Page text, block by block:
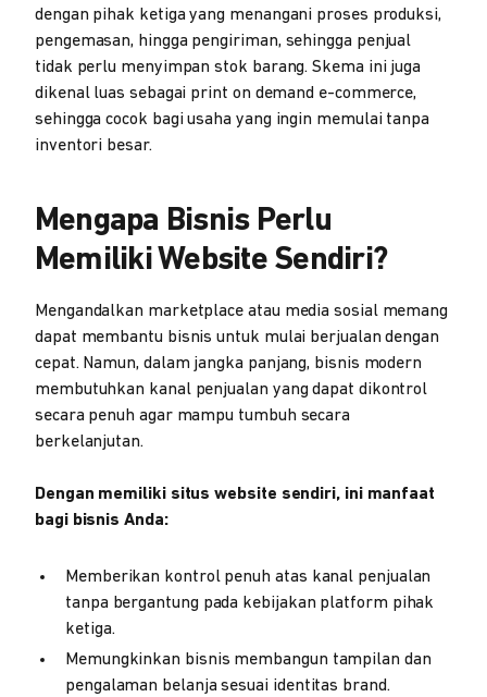
dengan pihak ketiga yang menangani proses produksi,
pengemasan, hingga pengiriman, sehingga penjual
tidak perlu menyimpan stok barang. Skema ini juga
dikenal luas sebagai print on demand e-commerce,
sehingga cocok bagi usaha yang ingin memulai tanpa
inventori besar.
Mengapa Bisnis Perlu
Memiliki Website Sendiri?
Mengandalkan marketplace atau media sosial memang
dapat membantu bisnis untuk mulai berjualan dengan
cepat. Namun, dalam jangka panjang, bisnis modern
membutuhkan kanal penjualan yang dapat dikontrol
secara penuh agar mampu tumbuh secara
berkelanjutan.
Dengan memiliki situs website sendiri, ini manfaat
bagi bisnis Anda:
Memberikan kontrol penuh atas kanal penjualan
tanpa bergantung pada kebijakan platform pihak
ketiga.
Memungkinkan bisnis membangun tampilan dan
pengalaman belanja sesuai identitas brand.